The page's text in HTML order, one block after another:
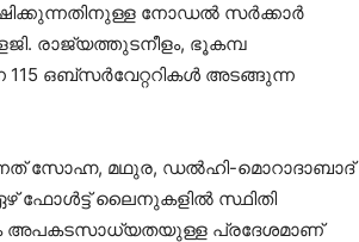
നോഡൽ സർക്കാർ
രാജ്യത്തുടനീളം, ഭൂകമ്പ
ഒബ്‌സർവേറ്ററികൾ അടങ്ങുന്ന
സോഹ്ന, മഥുര, ഡൽഹി-മൊറാദാബാദ്
ഫോൾട്ട് ലൈനുകളിൽ സ്ഥിതി
അപകടസാധ്യതയുള്ള പ്രദേശമാണ്